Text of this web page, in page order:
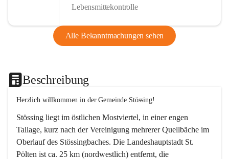
Lebensmittekontrolle
Alle Bekanntmachungen sehen
Beschreibung
Herzlich willkommen in der Gemeinde Stössing!
Stössing liegt im östlichen Mostviertel, in einer engen
Tallage, kurz nach der Vereinigung mehrerer Quellbäche im
Oberlauf des Stössingbaches. Die Landeshauptstadt St.
Pölten ist ca. 25 km (nordwestlich) entfernt, die